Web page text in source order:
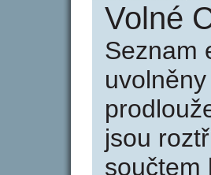
Volné
Seznam
jsou
součtem